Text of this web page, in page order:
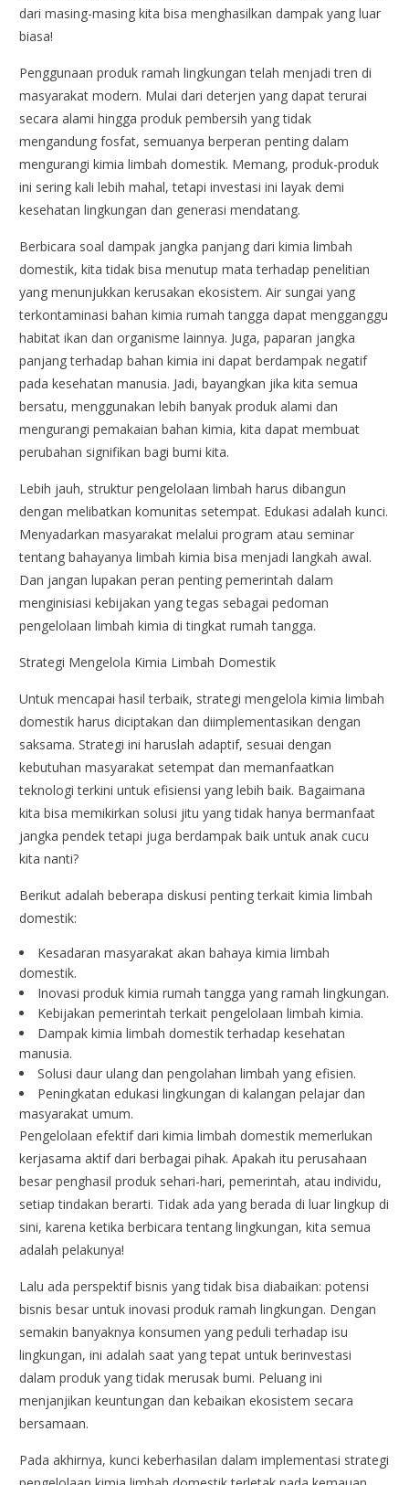
dari masing-masing kita bisa menghasilkan dampak yang luar
biasa!
Penggunaan produk ramah lingkungan telah menjadi tren di
masyarakat modern. Mulai dari deterjen yang dapat terurai
secara alami hingga produk pembersih yang tidak
mengandung fosfat, semuanya berperan penting dalam
mengurangi kimia limbah domestik. Memang, produk-produk
ini sering kali lebih mahal, tetapi investasi ini layak demi
kesehatan lingkungan dan generasi mendatang.
Berbicara soal dampak jangka panjang dari kimia limbah
domestik, kita tidak bisa menutup mata terhadap penelitian
yang menunjukkan kerusakan ekosistem. Air sungai yang
terkontaminasi bahan kimia rumah tangga dapat mengganggu
habitat ikan dan organisme lainnya. Juga, paparan jangka
panjang terhadap bahan kimia ini dapat berdampak negatif
pada kesehatan manusia. Jadi, bayangkan jika kita semua
bersatu, menggunakan lebih banyak produk alami dan
mengurangi pemakaian bahan kimia, kita dapat membuat
perubahan signifikan bagi bumi kita.
Lebih jauh, struktur pengelolaan limbah harus dibangun
dengan melibatkan komunitas setempat. Edukasi adalah kunci.
Menyadarkan masyarakat melalui program atau seminar
tentang bahayanya limbah kimia bisa menjadi langkah awal.
Dan jangan lupakan peran penting pemerintah dalam
menginisiasi kebijakan yang tegas sebagai pedoman
pengelolaan limbah kimia di tingkat rumah tangga.
Strategi Mengelola Kimia Limbah Domestik
Untuk mencapai hasil terbaik, strategi mengelola kimia limbah
domestik harus diciptakan dan diimplementasikan dengan
saksama. Strategi ini haruslah adaptif, sesuai dengan
kebutuhan masyarakat setempat dan memanfaatkan
teknologi terkini untuk efisiensi yang lebih baik. Bagaimana
kita bisa memikirkan solusi jitu yang tidak hanya bermanfaat
jangka pendek tetapi juga berdampak baik untuk anak cucu
kita nanti?
Berikut adalah beberapa diskusi penting terkait kimia limbah
domestik:
Kesadaran masyarakat akan bahaya kimia limbah
domestik.
Inovasi produk kimia rumah tangga yang ramah lingkungan.
Kebijakan pemerintah terkait pengelolaan limbah kimia.
Dampak kimia limbah domestik terhadap kesehatan
manusia.
Solusi daur ulang dan pengolahan limbah yang efisien.
Peningkatan edukasi lingkungan di kalangan pelajar dan
masyarakat umum.
Pengelolaan efektif dari kimia limbah domestik memerlukan
kerjasama aktif dari berbagai pihak. Apakah itu perusahaan
besar penghasil produk sehari-hari, pemerintah, atau individu,
setiap tindakan berarti. Tidak ada yang berada di luar lingkup di
sini, karena ketika berbicara tentang lingkungan, kita semua
adalah pelakunya!
Lalu ada perspektif bisnis yang tidak bisa diabaikan: potensi
bisnis besar untuk inovasi produk ramah lingkungan. Dengan
semakin banyaknya konsumen yang peduli terhadap isu
lingkungan, ini adalah saat yang tepat untuk berinvestasi
dalam produk yang tidak merusak bumi. Peluang ini
menjanjikan keuntungan dan kebaikan ekosistem secara
bersamaan.
Pada akhirnya, kunci keberhasilan dalam implementasi strategi